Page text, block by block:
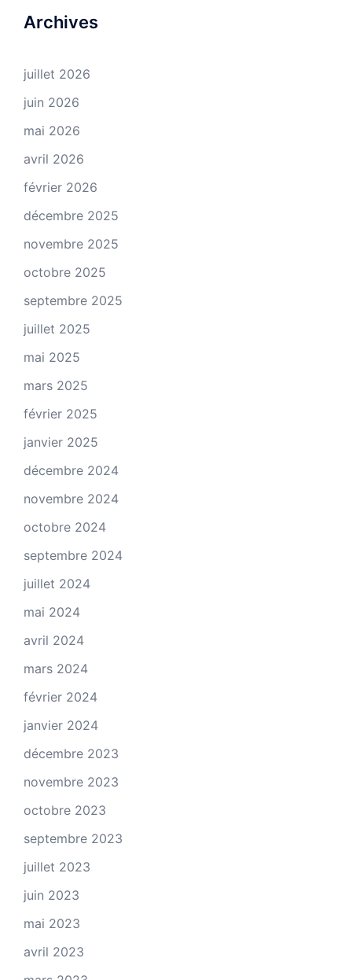
Archives
juillet 2026
juin 2026
mai 2026
avril 2026
février 2026
décembre 2025
novembre 2025
octobre 2025
septembre 2025
juillet 2025
mai 2025
mars 2025
février 2025
janvier 2025
décembre 2024
novembre 2024
octobre 2024
septembre 2024
juillet 2024
mai 2024
avril 2024
mars 2024
février 2024
janvier 2024
décembre 2023
novembre 2023
octobre 2023
septembre 2023
juillet 2023
juin 2023
mai 2023
avril 2023